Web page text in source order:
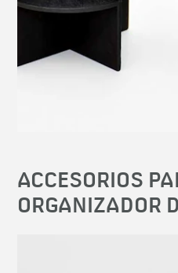
ACCESORIOS
ORGANIZADOR